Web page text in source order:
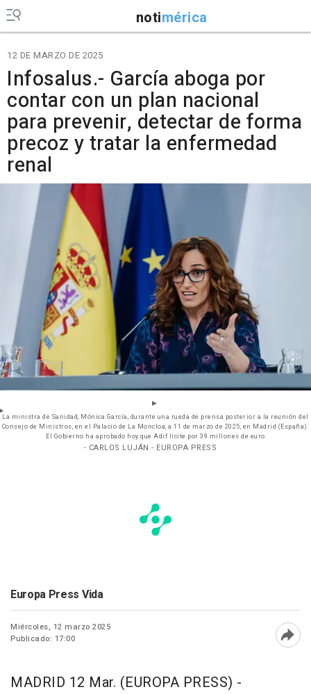
notimérica
12 DE MARZO DE 2025
Infosalus.- García aboga por
contar con un plan nacional
para prevenir, detectar de forma
precoz y tratar la enfermedad
renal
La ministra de Sanidad, Mónica García, durante una rueda de prensa posterior a la reunión del
Consejo de Ministros, en el Palacio de La Moncloa, a 11 de marzo de 2025, en Madrid (España).
El Gobierno ha aprobado hoy que Adif licite por 39 millones de euro
- CARLOS LUJÁN - EUROPA PRESS
Europa Press Vida
Miércoles, 12 marzo 2025
Publicado: 17:00
MADRID 12 Mar. (EUROPA PRESS) -